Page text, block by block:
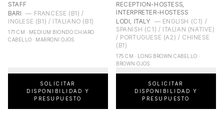
STAFF
BARI
— FRANCESE (B1) /
INGLESE (B1) / ITALIANO (B1)
171 CM · MEDIUM BIONDO CHIARO
CABELLO · MARRONI OJOS
SOLICITAR
DISPONIBILIDAD Y
PRESUPUESTO
RECEPTION-HOSTESS,
INTERPRETER-HOSTESS
LODI, ITALY — ENGLISH (C1) /
SPANISH (C1) / ITALIAN (NATIVE)
/ PORTUGUESE (A2) / CHINESE
(B1)
175 CM · LONG BROWN CABELLO ·
BROWN OJOS
SOLICITAR
DISPONIBILIDAD Y
PRESUPUESTO